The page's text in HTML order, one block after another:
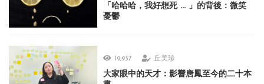
「哈哈哈，我好想死 ... 」的背後：微笑
憂鬱
19,937 丘美珍
大家眼中的天才：影響唐鳳至今的二十本